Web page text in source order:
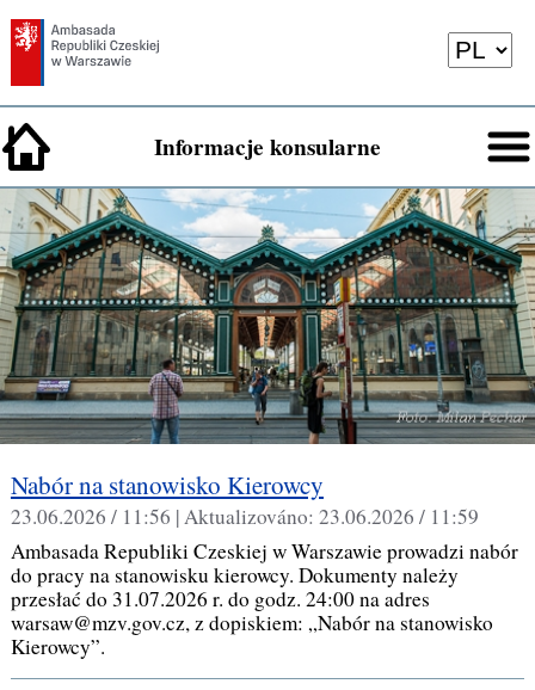
Informacje konsularne
Nabór na stanowisko Kierowcy
23.06.2026 / 11:56 |Aktualizováno: 23.06.2026 / 11:59
Ambasada Republiki Czeskiej w Warszawie prowadzi nabór
do pracy na stanowisku kierowcy. Dokumenty należy
przesłać do 31.07.2026 r. do godz. 24:00 na adres
warsaw@mzv.gov.cz, z dopiskiem: „Nabór na stanowisko
Kierowcy”.